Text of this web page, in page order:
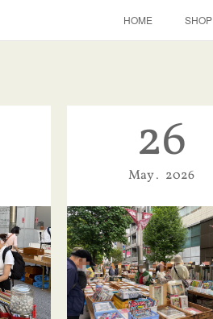
HOME SHOP
26
May 2026